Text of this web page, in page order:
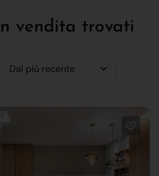
vendita trovati
Dal più recente